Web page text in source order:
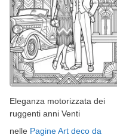
Eleganza motorizzata dei
ruggenti anni Venti
nelle Pagine Art deco da